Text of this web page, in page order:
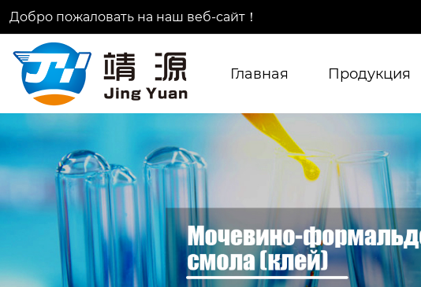
Добро пожаловать на наш веб-сайт！
Главная Продукция